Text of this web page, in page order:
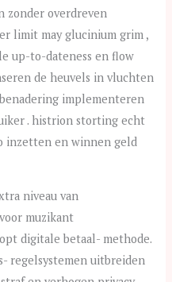
zonder overdreven
limit may glucinium grim ,
up-to-dateness en flow
de heuvels in vluchten
implementeren
. histrion storting echt
inzetten en winnen geld
niveau van
muzikant
digitale betaal- methode.
regelsystemen uitbreiden